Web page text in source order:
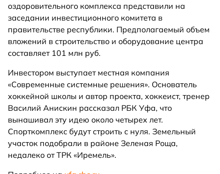
оздоровительного комплекса представили на
заседании инвестиционного комитета в
правительстве республики. Предполагаемый объем
вложений в строительство и оборудование центра
составляет 101 млн руб.
Инвестором выступает местная компания
«Современные системные решения». Основатель
хоккейной школы и автор проекта, хоккеист, тренер
Василий Анискин рассказал РБК Уфа, что
вынашивал эту идею около четырех лет.
Спорткомплекс будут строить с нуля. Земельный
участок подобрали в районе Зеленая Роща,
недалеко от ТРК «Иремель».